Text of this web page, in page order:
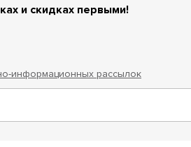
и скидках первыми!
информационных рассылок